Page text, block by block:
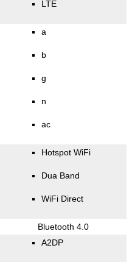
LTE
a
b
g
n
ac
Hotspot WiFi
Dua Band
WiFi Direct
Bluetooth 4.0
A2DP